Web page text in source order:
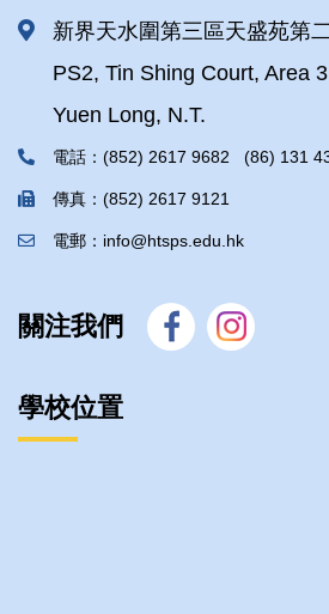
新界天水圍第三區天盛苑第
PS2, Tin Shing Court, Area
Yuen Long, N.T.
電話：(852) 2617 9682 (86) 131
傳真：(852) 2617 9121
電郵：info@htsps.edu.hk
關注我們
學校位置